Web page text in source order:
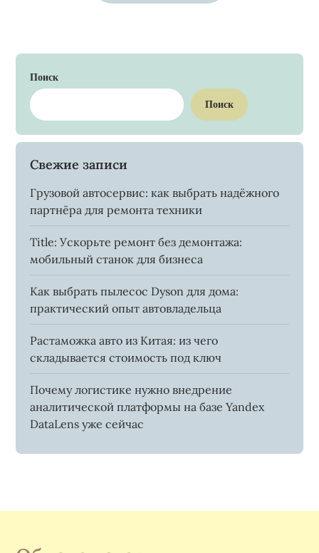
Поиск
Поиск
Свежие записи
Грузовой автосервис: как выбрать надёжного
партнёра для ремонта техники
Title: Ускорьте ремонт без демонтажа:
мобильный станок для бизнеса
Как выбрать пылесос Dyson для дома:
практический опыт автовладельца
Растаможка авто из Китая: из чего
складывается стоимость под ключ
Почему логистике нужно внедрение
аналитической платформы на базе Yandex
DataLens уже сейчас